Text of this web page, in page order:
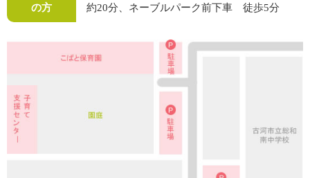
の方
約20分、ネーブルパーク前下車 徒歩5分